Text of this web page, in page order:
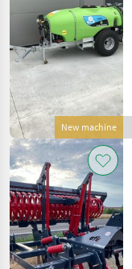
New machine